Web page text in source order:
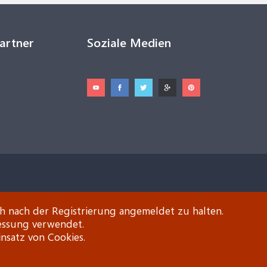
Soziale Medien
nach der Registrierung angemeldet zu halten.
verwendet.
von Cookies.